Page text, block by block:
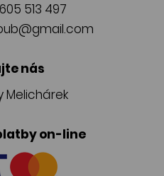
513 497
nás
Melichárek
on-line